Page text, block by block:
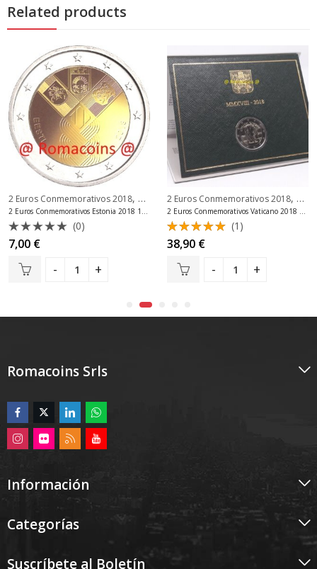
Related products
Conmemorativos Finlandia
2 Euros Conmemorativos 2018, 2 Euros Conmemorativos Estonia
2 Euros Conmemorativos Estonia 2018 100 Años Estados Bálticos
Valorado
con
de
(0)
7,00 €
2 Euros Conmemorativos 2018, 2
2 Euros Conmemorativos Vaticano 2018 Padre Pio Moneda
Valorado
con5.00
de 5
(1)
38,90 €
Romacoins Srls
Información
Categorías
Suscríbete al Boletín